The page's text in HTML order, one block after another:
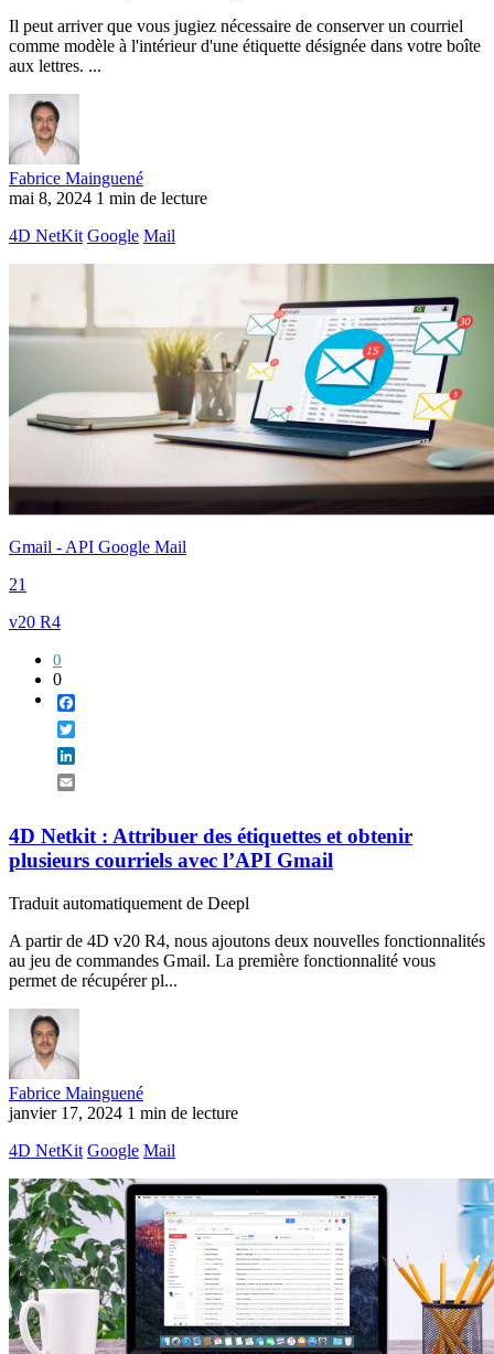
Il peut arriver que vous jugiez nécessaire de conserver un courriel
comme modèle à l'intérieur d'une étiquette désignée dans votre boîte
aux lettres. ...
Fabrice Mainguené
mai 8, 2024 1 min de lecture
4D NetKit Google Mail
Gmail - API Google Mail
21
v20 R4
0
0
4D Netkit : Attribuer des étiquettes et obtenir
plusieurs courriels avec l’API Gmail
Traduit automatiquement de Deepl
A partir de 4D v20 R4, nous ajoutons deux nouvelles fonctionnalités
au jeu de commandes Gmail. La première fonctionnalité vous
permet de récupérer pl...
Fabrice Mainguené
janvier 17, 2024 1 min de lecture
4D NetKit Google Mail